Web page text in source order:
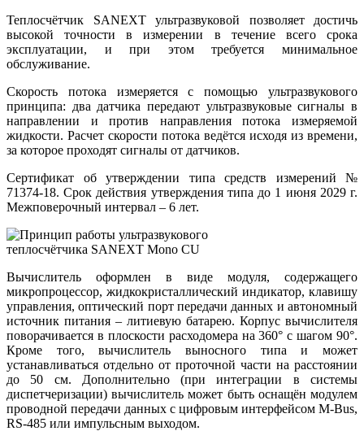
Теплосчётчик SANEXT ультразвуковой позволяет достичь
высокой точности в измерении в течение всего срока
эксплуатации, и при этом требуется минимальное
обслуживание.
Скорость потока измеряется с помощью ультразвукового
принципа: два датчика передают ультразвуковые сигналы в
направлении и против направления потока измеряемой
жидкости. Расчет скорости потока ведётся исходя из времени,
за которое проходят сигналы от датчиков.
Сертификат об утверждении типа средств измерений №
71374-18. Срок действия утверждения типа до 1 июня 2029 г.
Межповерочный интервал – 6 лет.
Вычислитель оформлен в виде модуля, содержащего
микропроцессор, жидкокристаллический индикатор, клавишу
управления, оптический порт передачи данных и автономный
источник питания – литиевую батарею. Корпус вычислителя
поворачивается в плоскости расходомера на 360° с шагом 90°.
Кроме того, вычислитель выносного типа и может
устанавливаться отдельно от проточной части на расстоянии
до 50 cм. Дополнительно (при интеграции в системы
диспетчеризации) вычислитель может быть оснащён модулем
проводной передачи данных с цифровым интерфейсом M-Bus,
RS-485 или импульсным выходом.